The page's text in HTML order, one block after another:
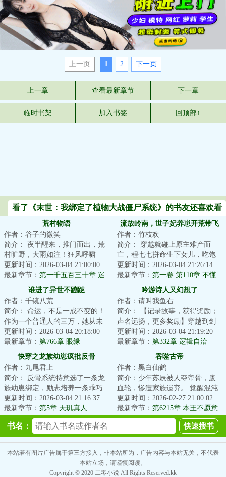
上一页 1 2 下一页
上一章 查看最新章节 下一章
临时书架 加入书签 回顶部↑
看了《末世：我绑定了植物大战僵尸系统》的书友还喜欢看
荒村物语
作者：谷子的微笑
简介： 夜半醒来，推门而出，荒
村旷野，大雨如注！狂风呼啸
中，忽然听见有人喊自己，四顾
一看，夜...
更新时间：2026-03-04 21:00:00
最新章节： 第一千五百三十章 迷
失在虚幻中的女人
流放岭南，世子妃养崽开荒带飞
作者：竹枝欢
简介： 穿越就碰上原主难产而
亡，程七七拼命生下女儿，吃饱
穿暖在侯府躺平三年，谁知碰上
抄家流放...
更新时间：2026-03-04 21:26:14
最新章节： 第一卷 第110章 不懂
就别说话
谁进了异世不蹦跶
作者：千镜八荒
简介： 命运，不是一成不变的！
作为一个普通人的三万，她从未
想过，有一天她会因为和一只乌
龟对话...
更新时间：2026-03-04 20:18:00
最新章节： 第766章 眼缘
吟游诗人又幻想了
作者：请叫我鱼右
简介： 【记录故事，获得奖励；
声名远扬，更多奖励】穿越到剑
与魔法世界的唐奇，发现只要在
【日志...
更新时间：2026-03-04 21:19:20
最新章节： 第332章 逻辑自洽
快穿之龙族幼崽疯批反骨
作者：九尾君上
简介： 反骨系统特意选了一条龙
族幼崽绑定，励志培养一条乖巧
听话的小棉袄，为祂疯，为祂
狂，为祂...
更新时间：2026-03-04 21:16:37
最新章节： 第5章 天玑真人
吞噬古帝
作者：黑白仙鹤
简介：少年苏辰被人夺帝骨，废
血轮，惨遭家族遗弃。 觉醒混沌
体，开启混沌吞噬塔，以混沌杀
戮重聚血轮，...
更新时间：2026-02-27 21:00:02
最新章节： 第6215章 本王不愿意
随意滥杀无辜
书名：
本站若有图片广告属于第三方接入，非本站所为，广告内容与本站无关，不代表
本站立场，请谨慎阅读。
Copyright © 2020 二零小说 All Rights Reserved.kk